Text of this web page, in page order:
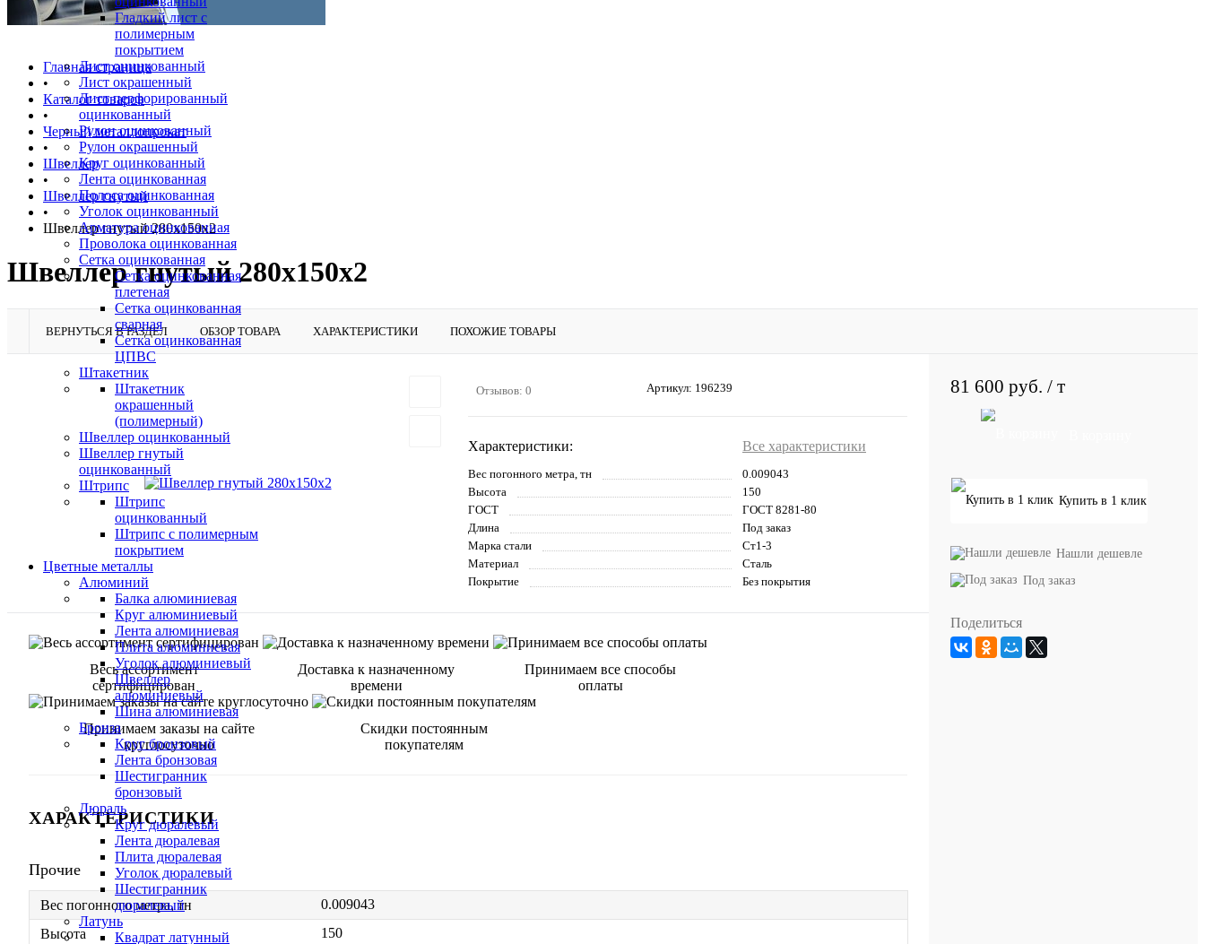
Гладкий лист с
полимерным
покрытием
Лист оцинкованный
Лист окрашенный
Лист перфорированный
оцинкованный
Рулон оцинкованный
Рулон окрашенный
Круг оцинкованный
Лента оцинкованная
Полоса оцинкованная
Уголок оцинкованный
Арматура оцинкованная
Проволока оцинкованная
Сетка оцинкованная
Сетка оцинкованная
плетеная
Сетка оцинкованная
сварная
Сетка оцинкованная
ЦПВС
Штакетник
Штакетник
окрашенный
(полимерный)
Швеллер оцинкованный
Швеллер гнутый
оцинкованный
Штрипс
Штрипс
оцинкованный
Штрипс с полимерным
покрытием
Цветные металлы
Алюминий
Балка алюминиевая
Круг алюминиевый
Лента алюминиевая
Плита алюминиевая
Уголок алюминиевый
Швеллер
алюминиевый
Шина алюминиевая
Бронза
Круг бронзовый
Лента бронзовая
Шестигранник
бронзовый
Дюраль
Круг дюралевый
Лента дюралевая
Плита дюралевая
Уголок дюралевый
Шестигранник
дюралевый
Латунь
Квадрат латунный
Главная страница
•
Каталог товаров
•
Черный металлопрокат
•
Швеллер
•
Швеллер гнутый
•
Швеллер гнутый 280х150х2
Швеллер гнутый 280х150х2
ВЕРНУТЬСЯ В РАЗДЕЛ ОБЗОР ТОВАРА ХАРАКТЕРИСТИКИ ПОХОЖИЕ ТОВАРЫ
Отзывов: 0 Артикул: 196239
Характеристики: Все характеристики
Вес погонного метра, тн
0.009043
Высота
150
ГОСТ
ГОСТ 8281-80
Длина
Под заказ
Марка стали
Ст1-3
Материал
Сталь
Покрытие
Без покрытия
Весь ассортимент
сертифицирован
Доставка к назначенному
времени
Принимаем все способы
оплаты
Принимаем заказы на сайте
круглосуточно
Скидки постоянным
покупателям
ХАРАКТЕРИСТИКИ
Прочие
Вес погонного метра, тн
0.009043
Высота
150
81 600 руб. / т
Купить в 1 клик
Нашли дешевле
Под заказ
Поделиться